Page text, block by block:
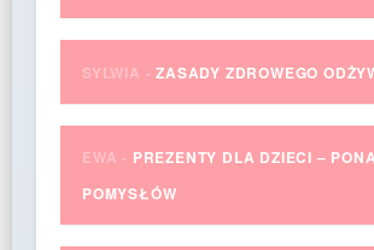
SYLWIA -ZASADY ZDROWEGO
EWA - PREZENTY DLA DZIECI –
POMYSŁÓW